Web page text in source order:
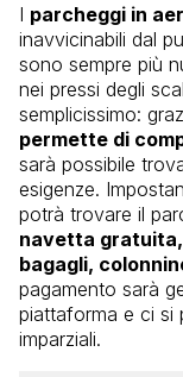
I parcheggi in
inavvicinabili dal
sono sempre più
nei pressi degli
semplicissimo:
permette di
sarà possibile
esigenze.
potrà trovare il
navetta
bagagli,
pagamento sarà
piattaforma e ci si
imparziali.